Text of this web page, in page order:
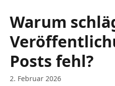
Warum
Posts fehl?
2. Februar 2026